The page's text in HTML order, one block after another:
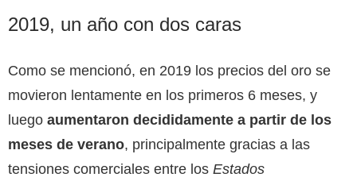
2019, un año con dos caras
Como se mencionó, en 2019 los precios del oro se
movieron lentamente en los primeros 6 meses, y
luego aumentaron decididamente a partir de los
meses de verano, principalmente gracias a las
tensiones comerciales entre los Estados